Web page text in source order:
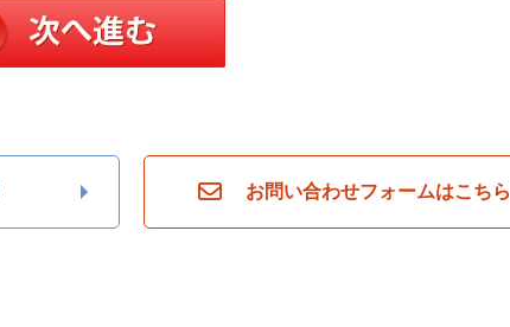
お問い合わせフォームはこちら